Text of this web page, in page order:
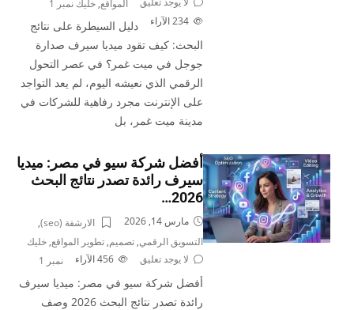
المواقع,خليك نمبر 1
234
الآراء
دليل السيطرة على نتائج
البحث: كيف تقود ميديا سيرف صدارة
جوجل في ميت غمر؟ في عصر التحول
الرقمي الذي نعيشه اليوم، لم يعد التواجد
على الإنترنت مجرد رفاهية للشركات في
مدينة ميت غمر، بل
أفضل شركة سيو في مصر: ميديا
سيرف رائدة تصدر نتائج البحث
2026…
مارس 14, 2026 الارشفة (seo)
,
التسويق الرقمي,تصميم,تطوير المواقع,خليك
نمبر 1
لا يوجد تعليق 456 الآراء
أفضل شركة سيو في مصر: ميديا سيرف
رائدة تصدر نتائج البحث 2026 وصف